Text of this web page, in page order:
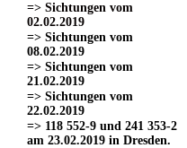
=> Sichtungen vom
02.02.2019
=> Sichtungen vom
08.02.2019
=> Sichtungen vom
21.02.2019
=> Sichtungen vom
22.02.2019
=> 118 552-9 und 241 353-2
am 23.02.2019 in Dresden.